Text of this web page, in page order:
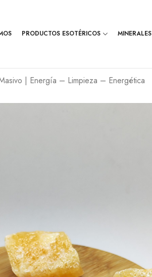
PRODUCTOS ESOTÉRICOS MINERALES
| Energía – Limpieza – Energética